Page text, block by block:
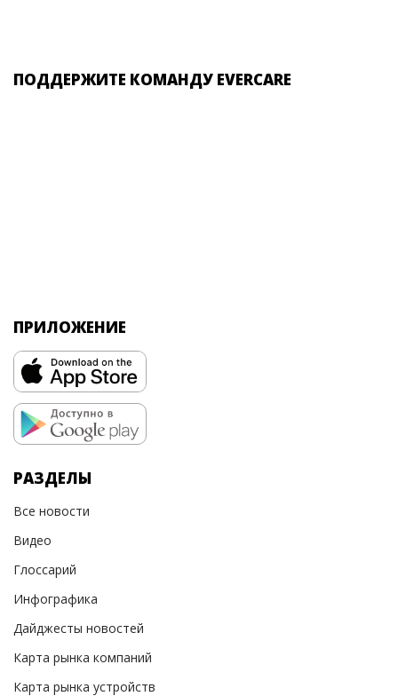
ПОДДЕРЖИТЕ КОМАНДУ EVERCARE
ПРИЛОЖЕНИЕ
РАЗДЕЛЫ
Все новости
Видео
Глоссарий
Инфографика
Дайджесты новостей
Карта рынка компаний
Карта рынка устройств